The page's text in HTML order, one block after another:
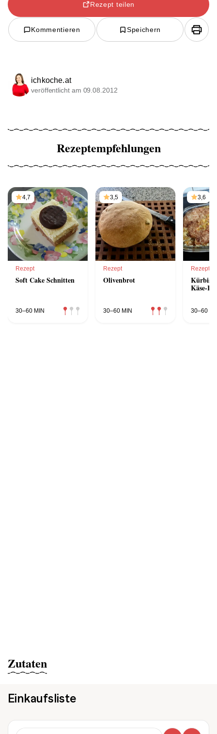
Rezept teilen
Kommentieren Speichern
ichkoche.at
veröffentlicht am 09.08.2012
Rezeptempfehlungen
4,7
Rezept
Soft Cake Schnitten
30–60 MIN
3,5
Rezept
Olivenbrot
30–60 MIN
3,6
Rezept
Käse-
30–60
Zutaten